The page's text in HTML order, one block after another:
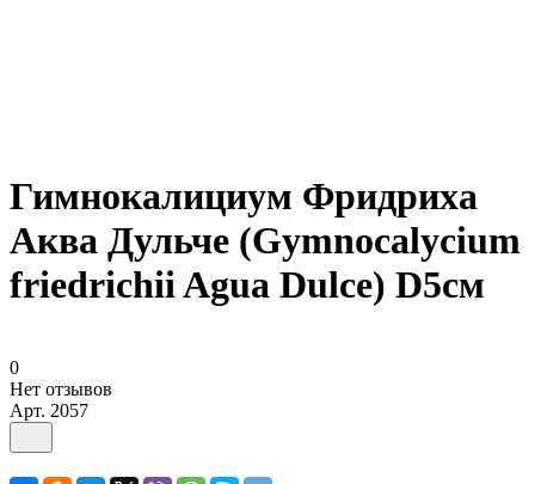
Гимнокалициум Фридриха
Аква Дульче (Gymnocalycium
friedrichii Agua Dulce) D5см
0
Нет отзывов
Арт. 2057